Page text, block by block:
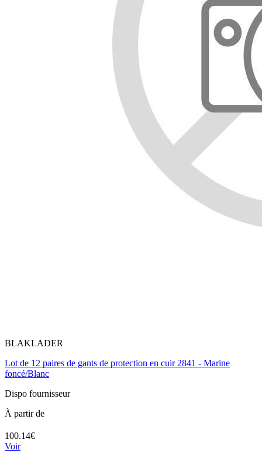
BLAKLADER
Lot de 12 paires de gants de protection en cuir 2841 - Marine
foncé/Blanc
Dispo fournisseur
À partir de
100.14€
Voir